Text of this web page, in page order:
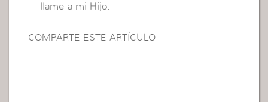
llame a mi Hijo.
COMPARTE ESTE ARTÍCULO